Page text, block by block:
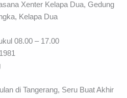
Xenter Kelapa Dua, Gedung
Kelapa Dua
08.00 – 17.00